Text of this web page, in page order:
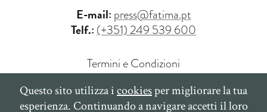
E-mail: press@fatima.pt
Telf.: (+351) 249 539 600
Termini e Condizioni
Politica di Privacy
Politica di Cookies
Questo sito utilizza icookiesper migliorare la tua
esperienza. Continuando a navigare accetti il loro